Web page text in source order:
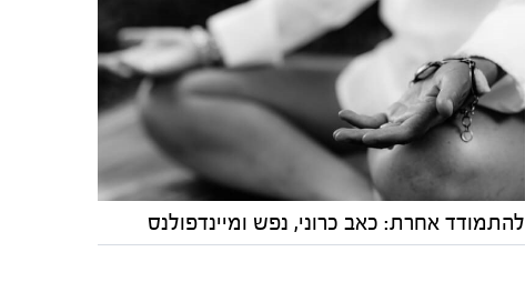
להתמודד אחרת: כאב כרוני, נפש ומיינדפולנס